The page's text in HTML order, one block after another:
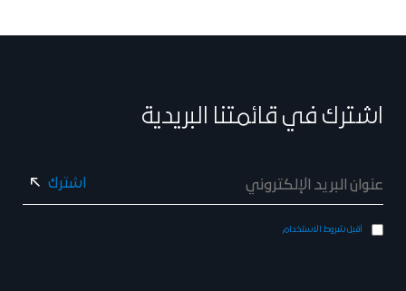
اشترك في قائمتنا البريدية
أقبل شروط الاستخدام